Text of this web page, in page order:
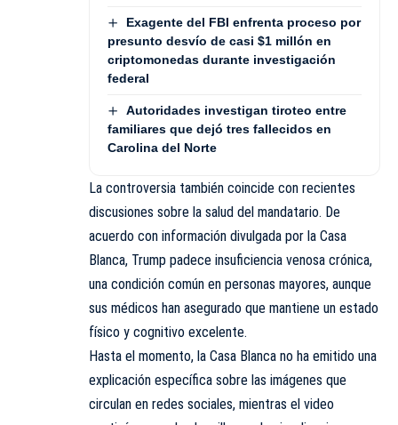
Exagente del FBI enfrenta proceso por
presunto desvío de casi $1 millón en
criptomonedas durante investigación
federal
Autoridades investigan tiroteo entre
familiares que dejó tres fallecidos en
Carolina del Norte
La controversia también coincide con recientes
discusiones sobre la salud del mandatario. De
acuerdo con información divulgada por la Casa
Blanca, Trump padece insuficiencia venosa crónica,
una condición común en personas mayores, aunque
sus médicos han asegurado que mantiene un estado
físico y cognitivo excelente.
Hasta el momento, la Casa Blanca no ha emitido una
explicación específica sobre las imágenes que
circulan en redes sociales, mientras el video